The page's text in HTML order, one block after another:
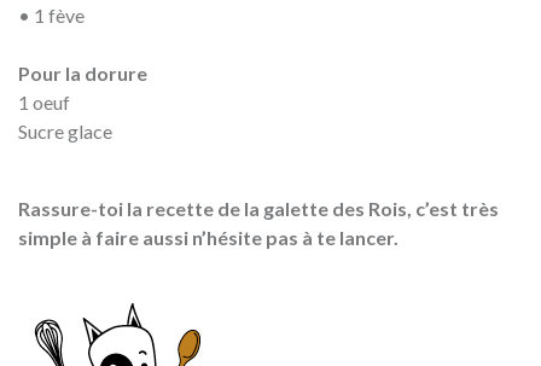
• 1 fève
Pour la dorure
1 oeuf
Sucre glace
Rassure-toi la recette de la galette des Rois, c’est très
simple à faire aussi n’hésite pas à te lancer.